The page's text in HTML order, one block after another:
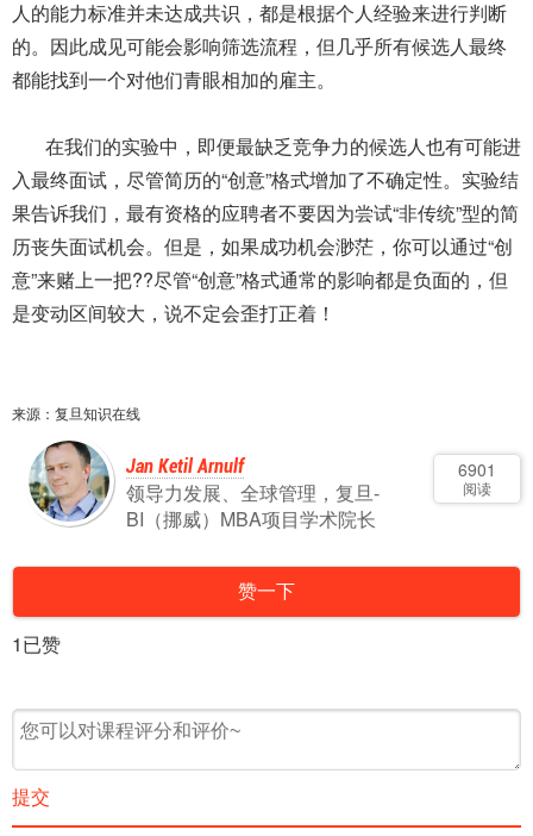
人的能力标准并未达成共识，都是根据个人经验来进行判断
的。因此成见可能会影响筛选流程，但几乎所有候选人最终
都能找到一个对他们青眼相加的雇主。
在我们的实验中，即便最缺乏竞争力的候选人也有可能进
入最终面试，尽管简历的“创意”格式增加了不确定性。实验结
果告诉我们，最有资格的应聘者不要因为尝试“非传统”型的简
历丧失面试机会。但是，如果成功机会渺茫，你可以通过“创
意”来赌上一把??尽管“创意”格式通常的影响都是负面的，但
是变动区间较大，说不定会歪打正着！
来源：复旦知识在线
6901
阅读
Jan Ketil Arnulf
领导力发展、全球管理，复旦-
BI（挪威）MBA项目学术院长
赞一下
1已赞
提交